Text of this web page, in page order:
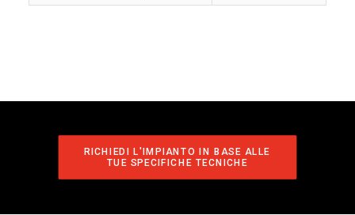
RICHIEDI L'IMPIANTO IN BASE ALLE
TUE SPECIFICHE TECNICHE